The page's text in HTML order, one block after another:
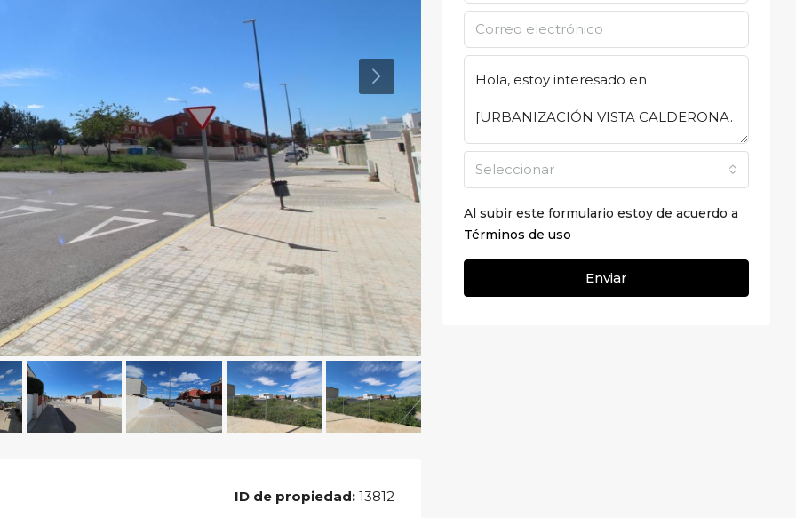
ID de propiedad: 13812
Seleccionar
Al subir este formulario estoy de acuerdo a
Términos de uso
Enviar